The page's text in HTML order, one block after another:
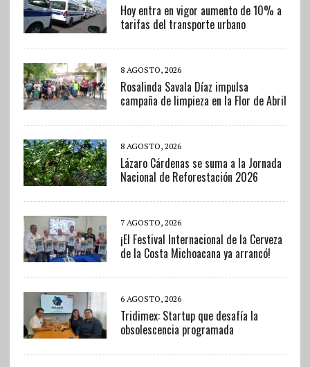
Hoy entra en vigor aumento de 10% a
tarifas del transporte urbano
8 AGOSTO, 2026
Rosalinda Savala Díaz impulsa
campaña de limpieza en la Flor de Abril
8 AGOSTO, 2026
Lázaro Cárdenas se suma a la Jornada
Nacional de Reforestación 2026
7 AGOSTO, 2026
¡El Festival Internacional de la Cerveza
de la Costa Michoacana ya arrancó!
6 AGOSTO, 2026
Tridimex: Startup que desafía la
obsolescencia programada